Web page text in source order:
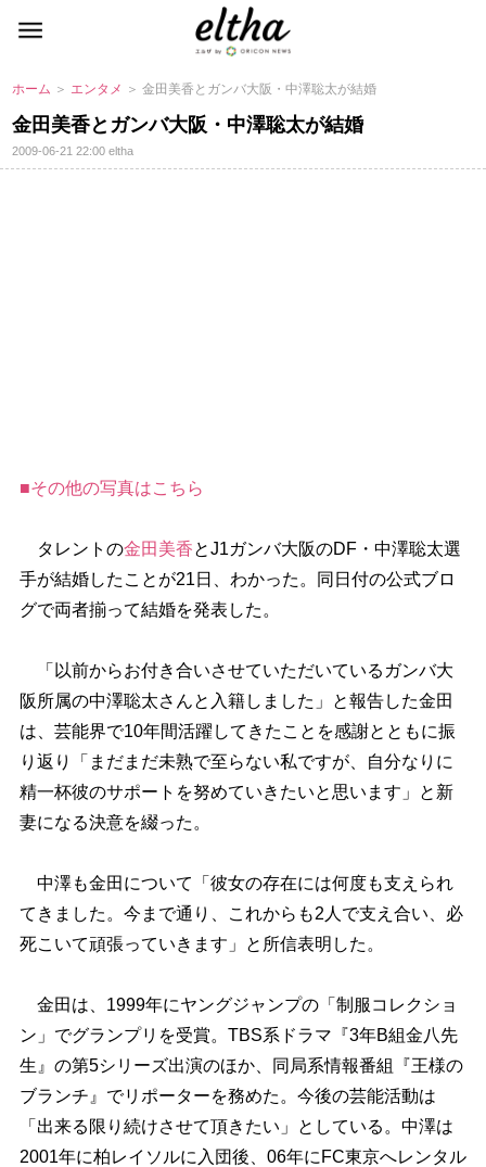
ホーム ＞ エンタメ ＞ 金田美香とガンバ大阪・中澤聡太が結婚
金田美香とガンバ大阪・中澤聡太が結婚
2009-06-21 22:00eltha
■その他の写真はこちら
タレントの金田美香とJ1ガンバ大阪のDF・中澤聡太選
手が結婚したことが21日、わかった。同日付の公式ブロ
グで両者揃って結婚を発表した。
「以前からお付き合いさせていただいているガンバ大
阪所属の中澤聡太さんと入籍しました」と報告した金田
は、芸能界で10年間活躍してきたことを感謝とともに振
り返り「まだまだ未熟で至らない私ですが、自分なりに
精一杯彼のサポートを努めていきたいと思います」と新
妻になる決意を綴った。
中澤も金田について「彼女の存在には何度も支えられ
てきました。今まで通り、これからも2人で支え合い、必
死こいて頑張っていきます」と所信表明した。
金田は、1999年にヤングジャンプの「制服コレクショ
ン」でグランプリを受賞。TBS系ドラマ『3年B組金八先
生』の第5シリーズ出演のほか、同局系情報番組『王様の
ブランチ』でリポーターを務めた。今後の芸能活動は
「出来る限り続けさせて頂きたい」としている。中澤は
2001年に柏レイソルに入団後、06年にFC東京へレンタル